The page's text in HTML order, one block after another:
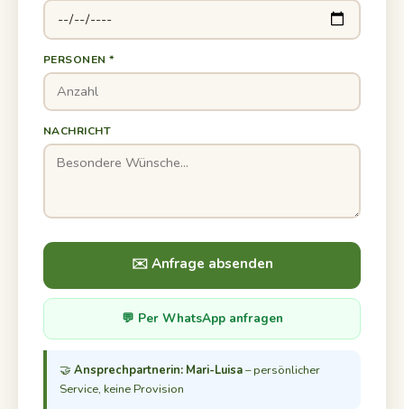
PERSONEN *
NACHRICHT
✉️ Anfrage absenden
💬 Per WhatsApp anfragen
🤝 Ansprechpartnerin: Mari-Luisa– persönlicher
Service, keine Provision